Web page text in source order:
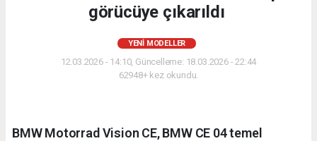
görücüye çıkarıldı
YENI MODELLER
12.03.2026 - 14:10, Güncelleme: 18.03.2026 - 22:44
62948+ kez okundu.
BMW Motorrad Vision CE, BMW CE 04 temel